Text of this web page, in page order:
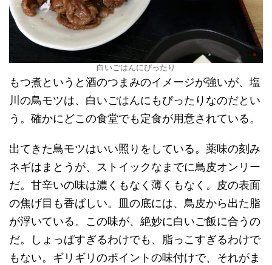
白いごはんにぴったり
もつ煮というと酒のつまみのイメージが強いが、塩
川の鳥モツは、白いごはんにもぴったりなのだとい
う。確かにどこの食堂でも定食が用意されている。
出てきた鳥モツはいい照りをしている。薬味の刻み
ネギはまとうが、ストイックなまでに鳥皮オンリー
だ。甘辛いの味は濃くもなく薄くもなく。皮の表面
の焦げ目も香ばしい。皿の底には、鳥皮から出た脂
が浮いている。この味が、絶妙に白いご飯に合うの
だ。しょっぱすぎるわけでも、脂っこすぎるわけで
もない。ギリギリのポイントの味付けで、それがま